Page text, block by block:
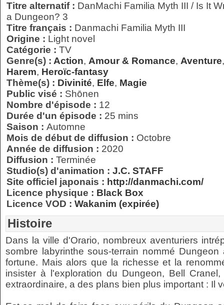
Titre alternatif : DanMachi Familia Myth III / Is It
a Dungeon? 3
Titre français : Danmachi Familia Myth III
Origine : Light novel
Catégorie : TV
Genre(s) : Action, Amour & Romance, Aventure
Harem, Heroïc-fantasy
Thème(s) : Divinité, Elfe, Magie
Public visé : Shōnen
Nombre d'épisode : 12
Durée d'un épisode : 25 mins
Saison : Automne
Mois de début de diffusion : Octobre
Année de diffusion : 2020
Diffusion : Terminée
Studio(s) d'animation : J.C. STAFF
Site officiel japonais : http://danmachi.com/
Licence physique : Black Box
Licence VOD : Wakanim (expirée)
Histoire
Dans la ville d'Orario, nombreux aventuriers
sombre labyrinthe sous-terrain nommé
fortune. Mais alors que la richesse et la
insister à l'exploration du Dungeon, Bell
extraordinaire, a des plans bien plus important : Il